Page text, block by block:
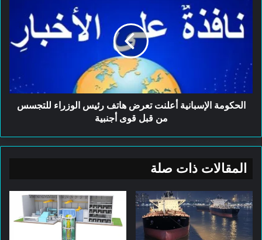
بيان للفاتيكان بعد زيارة وزير
الخارجية الامريكي يكشف عن
توترات غير مسبوقة
8 مايو، 2026
في كلتا الحالتين، أنقلبت السيطرة على
المجلس.
خمسة مقاعد ) للحصول على الأغلبية في
المجلس المكون من ٤٣٥ عضوًا.
الإسبانية
أعلنت
تعرض
هاتف
الوزراء
للتجسس
من
قبل
الحكومة الإسبانية أعلنت تعرض هاتف رئيس الوزراء للتجسس
من قبل قوى أجنبية
المقالات ذات صلة